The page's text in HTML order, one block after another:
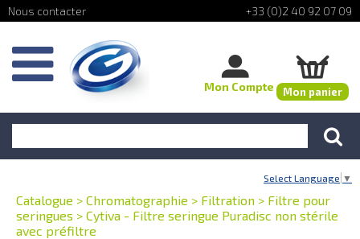
+33 (0)2 40 92 07 09
Mon Compte Mon panier
Select Language ▼
Catalogue > Chromatographie > Filtration > Filtre pour
seringues > Cytiva - Filtre seringue Puradisc non stérile
avec préfiltre